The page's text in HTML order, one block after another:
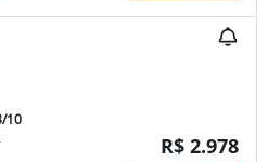
10
R$ 2.978